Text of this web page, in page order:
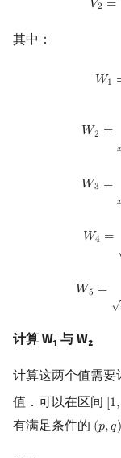
𝑉2 =
其中：
𝑊1
W1=
𝑊2 =
𝑥
W2
𝑊3 =
𝑥
W3
𝑊4 =
W4
𝑊5 =
√
W5
计算 W₁ 与 W₂
计算这两个值需要
值．可以在区间 [1,
[1,
有满足条件的 (𝑝,𝑞)
(p,q)